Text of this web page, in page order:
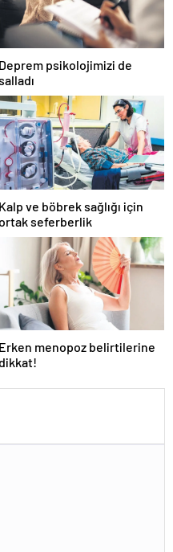
Deprem psikolojimizi de
Kalp ve böbrek sağlığı için
seferberlik
Erken menopoz belirtilerine
dikkat!